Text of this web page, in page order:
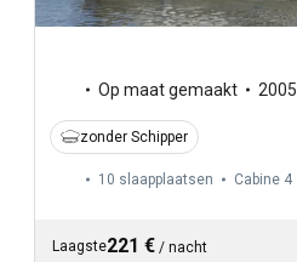
Op maat gemaakt 2005
zonder Schipper
10 slaapplaatsen Cabine 4
Laagste221 € / nacht